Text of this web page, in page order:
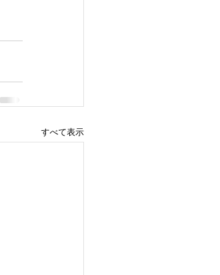
すべて表示